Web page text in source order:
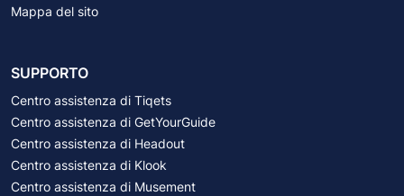
Mappa del sito
SUPPORTO
Centro assistenza di Tiqets
Centro assistenza di GetYourGuide
Centro assistenza di Headout
Centro assistenza di Klook
Centro assistenza di Musement